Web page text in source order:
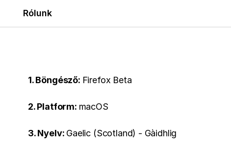
Rólunk
1. Böngésző: Firefox Beta
2. Platform: macOS
3. Nyelv: Gaelic (Scotland) - Gàidhlig